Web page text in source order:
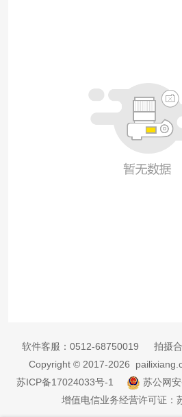
软件客服： 0512-68750019 拍摄
Copyright © 2017-2026
苏ICP备17024033号-1
苏公网
增值电信业务经营许可证：